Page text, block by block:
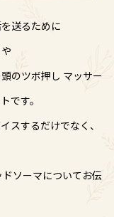
送るために
のツボ押し マッサー
です。
スするだけでなく、
ドソーマについてお伝